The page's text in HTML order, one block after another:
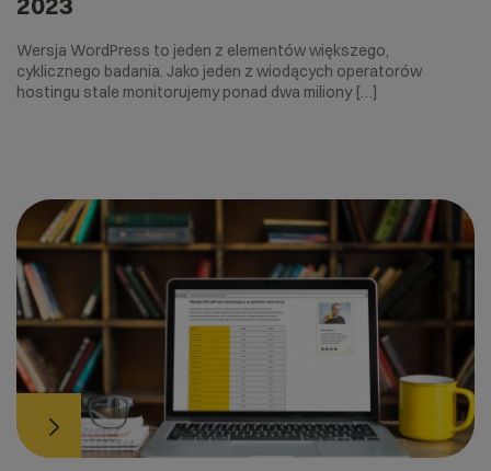
Wersja WordPress to jeden z elementów większego,
cyklicznego badania. Jako jeden z wiodących operatorów
hostingu stale monitorujemy ponad dwa miliony […]